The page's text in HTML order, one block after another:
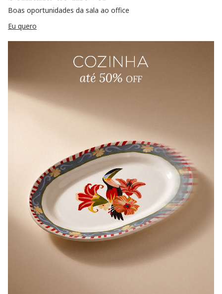
Boas oportunidades da sala ao office
Eu quero